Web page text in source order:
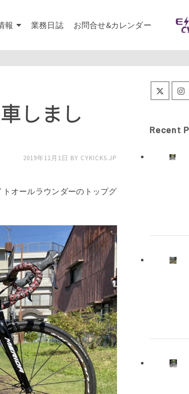
報 業務日誌 お問合せ&カレンダー
しまし
2019年11月1日 BY CYKICKS.JP
オールラウンダーのトップグ
Recent